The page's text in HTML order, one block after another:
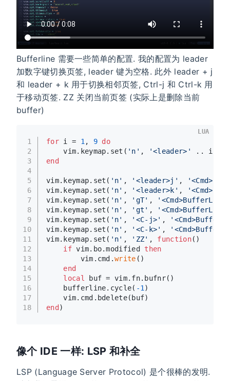
Bufferline 需要一些简单的配置. 我的配置为 leader
加数字键切换页签, leader 键为空格. 此外 leader + j
和 leader + k 用于切换相邻页签, Ctrl-j 和 Ctrl-k 用
于移动页签. ZZ 关闭当前页签 (实际上是删除当前
buffer)
1
2
3
4
5
6
7
8
9
10
11
12
13
14
15
16
17
18
for i = 1 , 9 do
    vim.keymap.set(
'n' , '<leader>' .. i,
end
vim.keymap.set( 'n' , '<leader>j' ,
vim.keymap.set( 'n' , '<leader>k' ,
vim.keymap.set( 'n' , 'gT' ,
vim.keymap.set( 'n' , 'gt' ,
vim.keymap.set( 'n' , '<C-j>' ,
vim.keymap.set( 'n' , '<C-k>' ,
vim.keymap.set( 'n' , 'ZZ' , function()
if vim.bo.modified then
        vim.cmd.
write ()
end
local
buf = vim.fn.bufnr()
    bufferline.cycle(
-1 )
    vim.cmd.bdelete(buf)
end )
LUA
像个 IDE 一样: LSP 和补全
LSP (Language Server Protocol) 是个很棒的发明.